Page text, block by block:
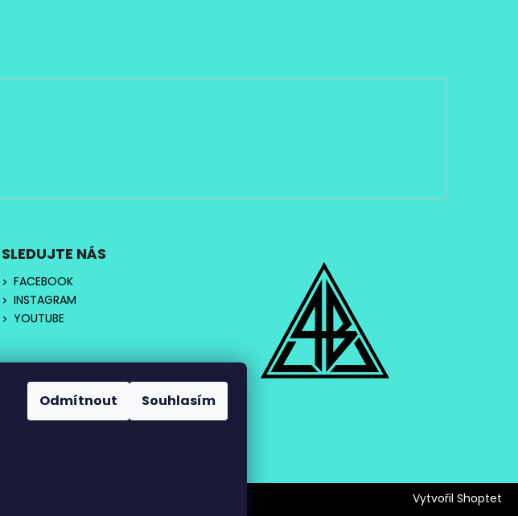
Odmítnout Souhlasím
SLEDUJTE NÁS
FACEBOOK
INSTAGRAM
YOUTUBE
Vytvořil Shoptet